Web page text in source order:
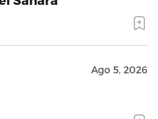
Ago 5, 2026